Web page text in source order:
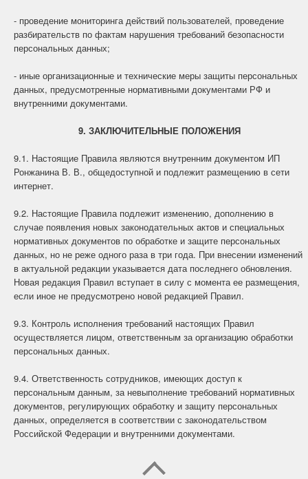
- проведение мониторинга действий пользователей, проведение
разбирательств по фактам нарушения требований безопасности
персональных данных;
- иные организационные и технические меры защиты персональных
данных, предусмотренные нормативными документами РФ и
внутренними документами.
9. ЗАКЛЮЧИТЕЛЬНЫЕ ПОЛОЖЕНИЯ
9.1. Настоящие Правила являются внутренним документом ИП
Ронжанина В. В., общедоступной и подлежит размещению в сети
интернет.
9.2. Настоящие Правила подлежит изменению, дополнению в
случае появления новых законодательных актов и специальных
нормативных документов по обработке и защите персональных
данных, но не реже одного раза в три года. При внесении изменений
в актуальной редакции указывается дата последнего обновления.
Новая редакция Правил вступает в силу с момента ее размещения,
если иное не предусмотрено новой редакцией Правил.
9.3. Контроль исполнения требований настоящих Правил
осуществляется лицом, ответственным за организацию обработки
персональных данных.
9.4. Ответственность сотрудников, имеющих доступ к
персональным данным, за невыполнение требований нормативных
документов, регулирующих обработку и защиту персональных
данных, определяется в соответствии с законодательством
Российской Федерации и внутренними документами.